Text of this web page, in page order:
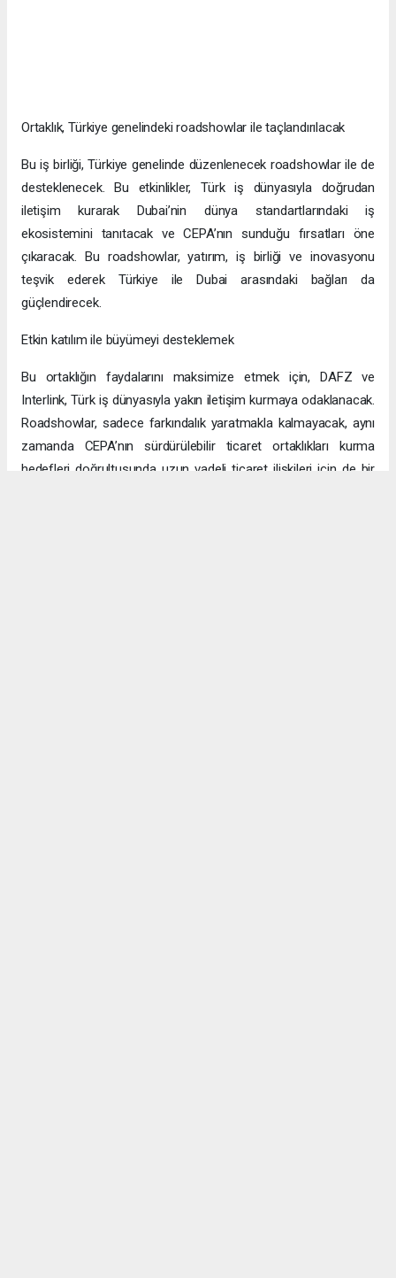
Ortaklık, Türkiye genelindeki roadshowlar ile taçlandırılacak
Bu iş birliği, Türkiye genelinde düzenlenecek roadshowlar ile de
desteklenecek. Bu etkinlikler, Türk iş dünyasıyla doğrudan
iletişim kurarak Dubai’nin dünya standartlarındaki iş
ekosistemini tanıtacak ve CEPA’nın sunduğu fırsatları öne
çıkaracak. Bu roadshowlar, yatırım, iş birliği ve inovasyonu
teşvik ederek Türkiye ile Dubai arasındaki bağları da
güçlendirecek.
Etkin katılım ile büyümeyi desteklemek
Bu ortaklığın faydalarını maksimize etmek için, DAFZ ve
Interlink, Türk iş dünyasıyla yakın iletişim kurmaya odaklanacak.
Roadshowlar, sadece farkındalık yaratmakla kalmayacak, aynı
zamanda CEPA’nın sürdürülebilir ticaret ortaklıkları kurma
hedefleri doğrultusunda uzun vadeli ticaret ilişkileri için de bir